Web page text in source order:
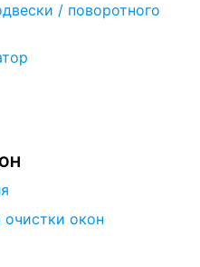
/ поворотного
окон